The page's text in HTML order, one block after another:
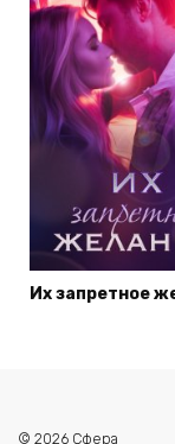
Их запретное
© 2026 Сфера